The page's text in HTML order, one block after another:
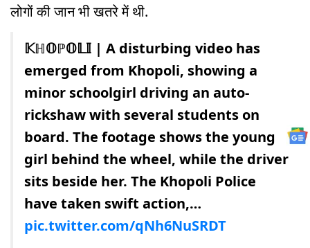
लोगों की जान भी खतरे में थी.
𝕂ℍ𝕆ℙ𝕆𝕃𝕀 | A disturbing video has
emerged from Khopoli, showing a
minor schoolgirl driving an auto-
rickshaw with several students on
board. The footage shows the young
girl behind the wheel, while the driver
sits beside her. The Khopoli Police
have taken swift action,…
pic.twitter.com/qNh6NuSRDT